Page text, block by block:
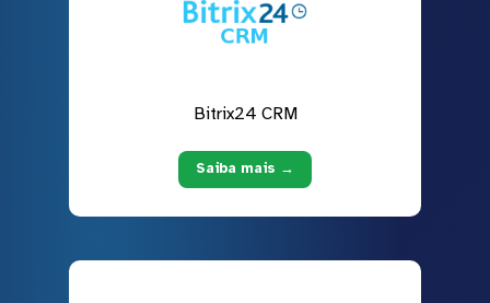
Bitrix24 CRM
Saiba mais →